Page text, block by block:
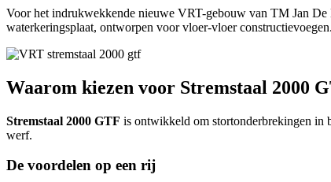
Voor het indrukwekkende nieuwe VRT-gebouw van TM Jan
waterkeringsplaat, ontworpen voor vloer-vloer constructievoegen.
Waarom kiezen voor Stremstaal 2000
Stremstaal 2000 GTF is ontwikkeld om stortonderbrekingen in
werf.
De voordelen op een rij